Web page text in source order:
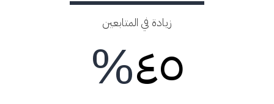
زيادة في المتابعين
٤٥%